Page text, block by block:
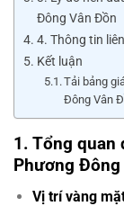
Đông Vân Đồn
4. Thông tin
Kết luận
Tải bảng
Đông Vân
1. Tổng quan
Phương
Vị trí vàng